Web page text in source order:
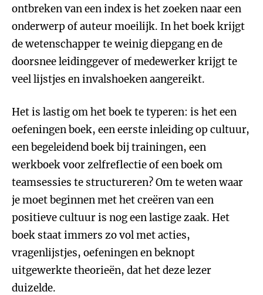
ontbreken van een index is het zoeken naar een
onderwerp of auteur moeilijk. In het boek krijgt
de wetenschapper te weinig diepgang en de
doorsnee leidinggever of medewerker krijgt te
veel lijstjes en invalshoeken aangereikt.
Het is lastig om het boek te typeren: is het een
oefeningen boek, een eerste inleiding op cultuur,
een begeleidend boek bij trainingen, een
werkboek voor zelfreflectie of een boek om
teamsessies te structureren? Om te weten waar
je moet beginnen met het creëren van een
positieve cultuur is nog een lastige zaak. Het
boek staat immers zo vol met acties,
vragenlijstjes, oefeningen en beknopt
uitgewerkte theorieën, dat het deze lezer
duizelde.